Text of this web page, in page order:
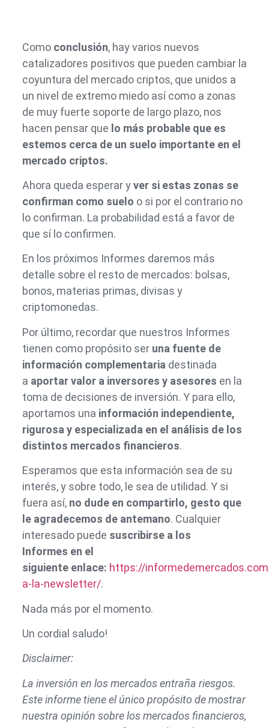
Como conclusión, hay varios nuevos
catalizadores positivos que pueden cambiar la
coyuntura del mercado criptos, que unidos a
un nivel de extremo miedo así como a zonas
de muy fuerte soporte de largo plazo, nos
hacen pensar que lo más probable que es
estemos cerca de un suelo importante en el
mercado criptos.
Ahora queda esperar yver si estas zonas se
confirman como suelo o si por el contrario no
lo confirman. La probabilidad está a favor de
que sí lo confirmen.
En los próximos Informes daremos más
detalle sobre el resto de mercados: bolsas,
bonos, materias primas, divisas y
criptomonedas.
Por último, recordar que nuestros Informes
tienen como propósito ser una fuente de
información complementaria destinada
a aportar valor a inversores y asesores en la
toma de decisiones de inversión. Y para ello,
aportamos una información independiente,
rigurosa y especializada en el análisis de los
distintos mercados financieros.
Esperamos que esta información sea de su
interés, y sobre todo, le sea de utilidad. Y si
fuera así, no dude en compartirlo, gesto que
le agradecemos de antemano. Cualquier
interesado puede suscribirse a los
Informes en el
siguiente enlace: https://
a-la-newsletter/.
Nada más por el momento.
Un cordial saludo!
Disclaimer:
La inversión en los mercados entraña riesgos.
Este informe tiene el único propósito de mostrar
nuestra opinión sobre los mercados financieros,